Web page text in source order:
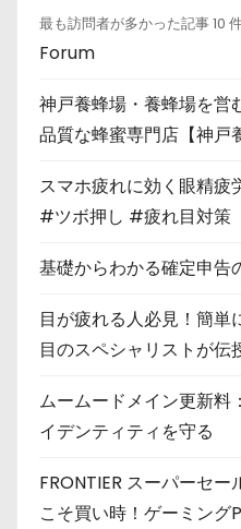
最も訪問者が多かった記事 10
Forum
神戸養蜂場・養蜂場を営
品質な蜂蜜専門店【神戸
スマホ疲れに効く眼精
#ツボ押し #疲れ目対策
基礎からわかる確定申告
目が疲れる人必見！簡単
目のスペシャリストが
ムームードメイン更新料
イデンティティを守る
FRONTIER スーパーセ
こそ買い時！ゲーミング